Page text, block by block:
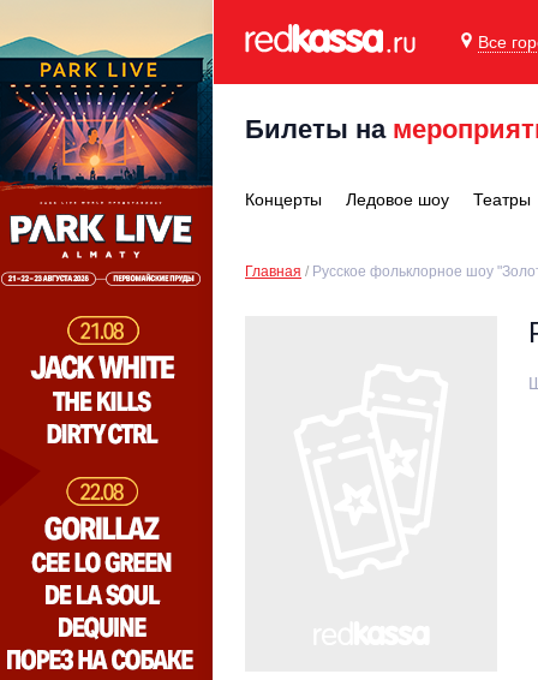
Все
Билеты на
Концерты Ледовое шоу Театры
Главная Русское фольклорное шоу